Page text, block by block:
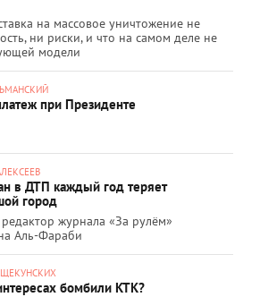
на массовое уничтожение не
ни риски, и что на самом деле не
модели
при Президенте
в ДТП каждый год теряет
город
журнала «За рулём»
Аль-Фараби
ЩЕКУНСКИХ
бомбили КТК?